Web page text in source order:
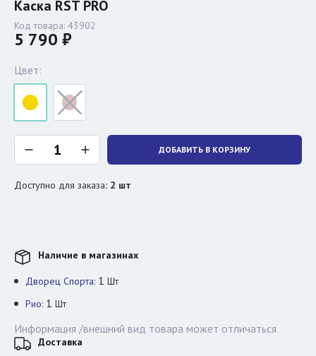
Каска RST PRO
Код товара: 43902
5 790 ₽
Цвет:
ДОБАВИТЬ В КОРЗИНУ
Доступно для заказа: 2 шт
Наличие в магазинах
Дворец Спорта: 1 Шт
Рио: 1 Шт
Информация /внешний вид товара может отличаться
Доставка